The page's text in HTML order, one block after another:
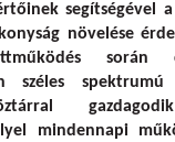
segítségével
növelése
során
széles spektrumú
mindennapi